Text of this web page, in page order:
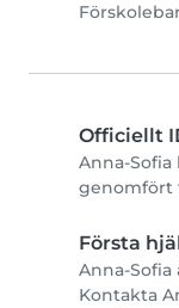
Officiellt
Anna-
genomfört
Första
Anna-
Kontakta